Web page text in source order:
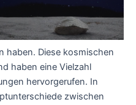
haben. Diese kosmischen
haben eine Vielzahl
hervorgerufen. In
zwischen